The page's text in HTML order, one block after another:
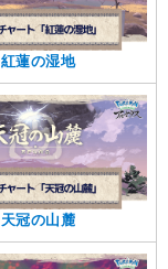
紅蓮の湿地
天冠の山麓